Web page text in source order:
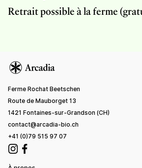
Retrait possible à la ferme
Ferme Rochat Beetschen
Route de Mauborget 13
1421 Fontaines-sur-Grandson (CH)
contact@arcadia-bio.ch
+41 (0)79 515 97 07